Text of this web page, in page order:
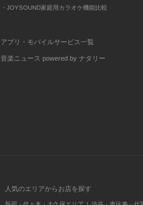
・JOYSOUND家庭用カラオケ機能比較
アプリ・モバイルサービス一覧
音楽ニュース powered by ナタリー
人気のエリアからお店を探す